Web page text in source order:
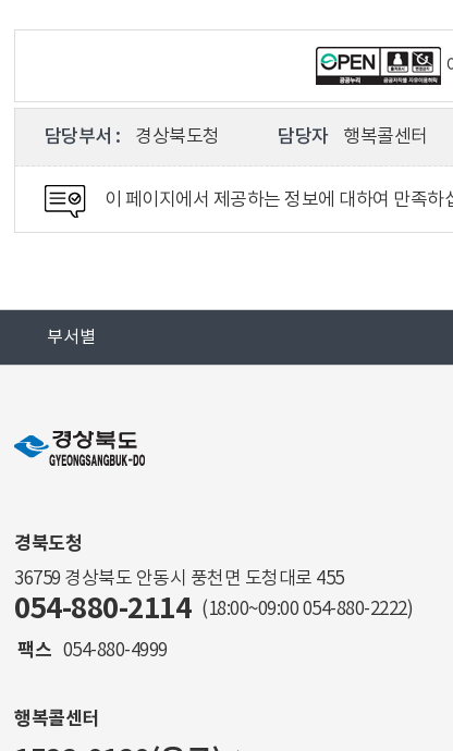
담당부서 : 경상북도청 담당자 행복콜센터
이 페이지에서 제공하는 정보에 대하여 만족하
부서별
경북도청
36759 경상북도 안동시 풍천면 도청대로 455
054-880-2114 (18:00~09:00 054-880-2222)
팩스 054-880-4999
행복콜센터